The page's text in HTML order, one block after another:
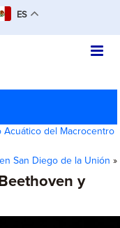
ES
Acuático del Macrocentro
San Diego de la Unión »
y